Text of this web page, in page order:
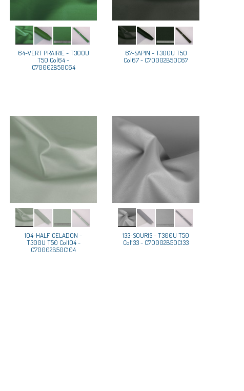
64-VERT PRAIRIE - T300U
T50 Col64 -
C70002B50C64
67-SAPIN - T300U T50
Col67 - C70002B50C67
104-HALF CELADON -
T300U T50 Col104 -
C70002B50C104
133-SOURIS - T300U T50
Col133 - C70002B50C133